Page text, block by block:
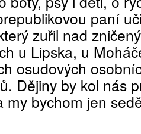
paní
zuřil nad
u Lipska, u
osudových
Dějiny by kol nás
my bychom jen